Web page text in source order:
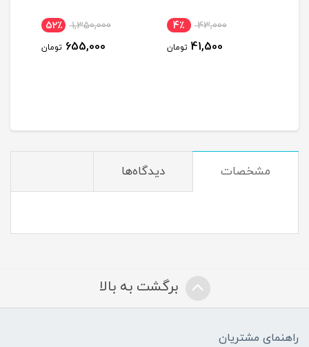
43,000 4٪
41,500 تومان
1,350,000 52٪
655,000 تومان
مشخصات دیدگاه‌ها
برگشت به بالا
راهنمای مشتریان